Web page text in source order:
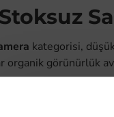
kategorisi,
organik
Ürünleri